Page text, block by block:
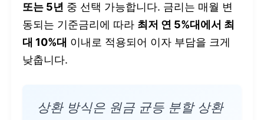
또는 5년 중 선택 가능합니다. 금리는 매월 변
동되는 기준금리에 따라 최저 연 5%대에서 최
대 10%대 이내로 적용되어 이자 부담을 크게
낮춥니다.
상환 방식은 원금 균등 분할 상환